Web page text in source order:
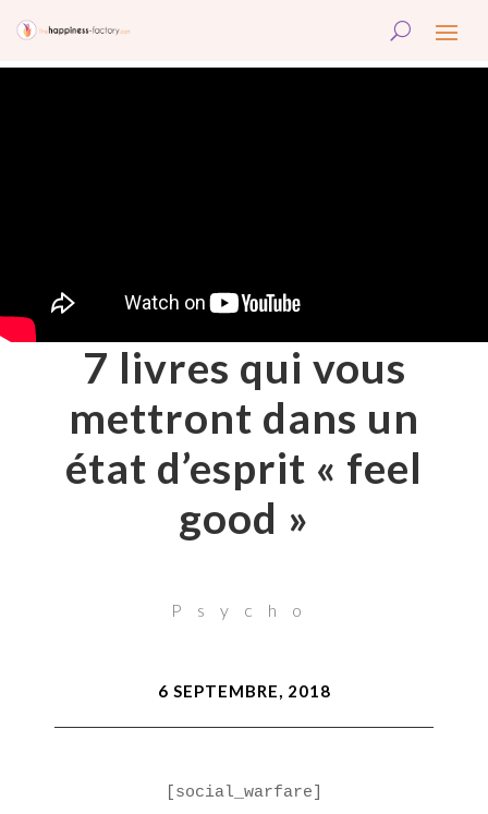
7 livres qui vous
mettront dans un
état d’esprit « feel
good »
Psycho
6 SEPTEMBRE, 2018
[social_warfare]